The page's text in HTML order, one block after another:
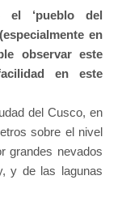
el ‘pueblo del
en
observar este
en este
del Cusco, en
sobre el nivel
grandes nevados
y de las lagunas